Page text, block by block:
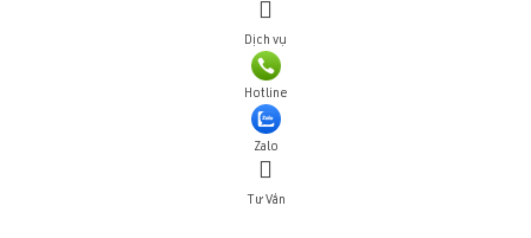
Dịch vụ
Hotline
Zalo
Tư Vấn